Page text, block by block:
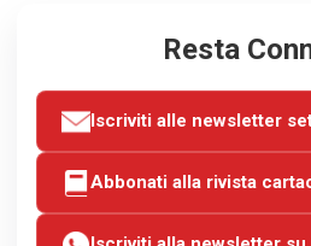
Resta
Iscriviti alle newsletter
Abbonati alla rivista